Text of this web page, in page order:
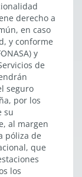
derecho a
en caso
y conforme
y
de
seguro
por los
su
al margen
póliza de
que
los